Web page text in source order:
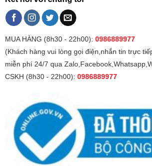
MUA HÀNG (8h30 - 22h00): 0986889977
(Khách hàng vui lòng gọi điện,nhắn tin trực
miễn phí 24/7 qua
CSKH (8h30 - 22h00): 0986889977